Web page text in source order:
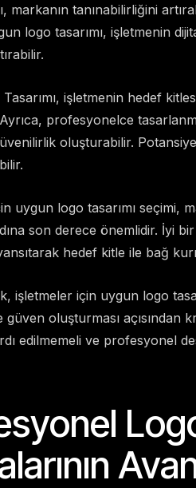
markanın tanınabilirliğini
logo tasarımı, işletmenin
işletmenin hedef
profesyonelce
oluşturabilir.
uygun logo tasarımı seçimi,
son derece önemlidir. İyi
hedef kitle ile bağ
işletmeler için uygun logo
güven oluşturması açısından
edilmemeli ve profesyonel